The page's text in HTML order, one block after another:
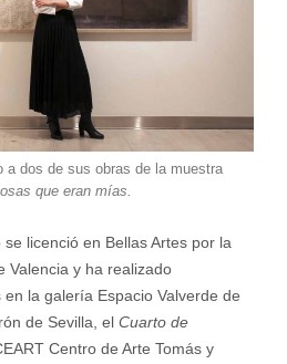
a dos de sus obras de la muestra
que eran mías.
licenció en Bellas Artes por la
Valencia y ha realizado
la galería Espacio Valverde de
de Sevilla, el Cuarto de
Centro de Arte Tomás y